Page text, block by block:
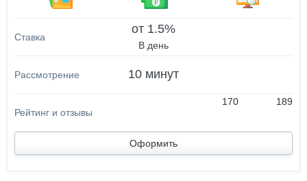
от 1.5%
В день
10 минут
170 189
Оформить